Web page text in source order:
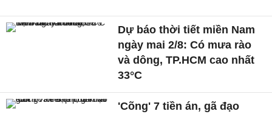
Dự báo thời tiết miền Nam
ngày mai 2/8: Có mưa rào
và dông, TP.HCM cao nhất
33°C
'Cõng' 7 tiền án, gã đạo